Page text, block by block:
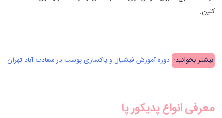
کنین.
بیشتر بخوانید: دوره آموزش فیشیال و پاکسازی پوست در سعادت آباد تهران
معرفی انواع پدیکور پا